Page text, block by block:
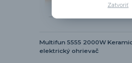
Multifun 5555 2000W
elektrický ohrievač
Zatvoriť